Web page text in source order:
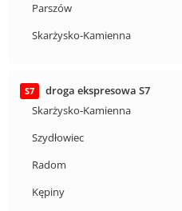
Parszów
Skarżysko-Kamienna
S7
droga ekspresowa S7
Skarżysko-Kamienna
Szydłowiec
Radom
Kępiny